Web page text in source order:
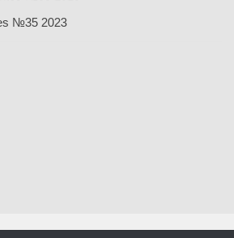
№35 2023